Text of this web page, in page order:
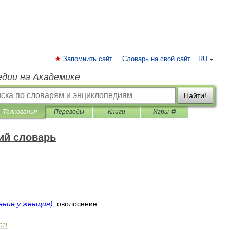
RU
Запомнить сайт Словарь на свой сайт
на Академике
Найти!
Толкования Переводы Книги Игры ⚽
словарь
у женщин) оволосение